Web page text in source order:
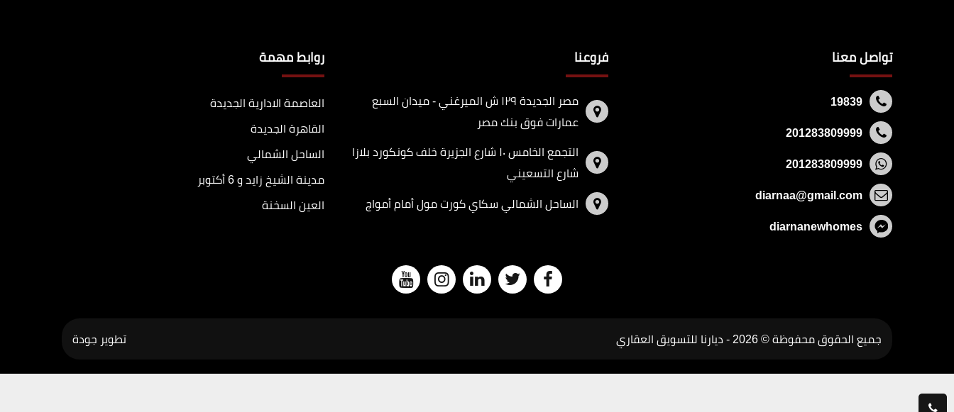
تواصل معنا
19839
201283809999
201283809999
diarnaa@gmail.com
diarnanewhomes
فروعنا
مصر الجديدة ١٢٩ ش الميرغني - ميدان السبع
عمارات فوق بنك مصر
التجمع الخامس ١٠ شارع الجزيرة خلف كونكورد بلازا
شارع التسعيني
الساحل الشمالي سكاي كورت مول أمام أمواج
روابط مهمة
العاصمة الادارية الجديدة
القاهرة الجديدة
الساحل الشمالي
مدينة الشيخ زايد و 6 أكتوبر
العين السخنة
جميع الحقوق محفوظة © 2026 - ديارنا للتسويق العقاري تطوير جودة